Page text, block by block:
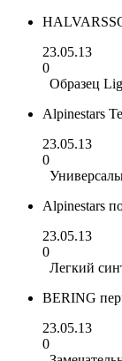
23.05.13
0
Образец
Alpinestars
23.05.13
0
Alpinestars
23.05.13
0
Легкий
BERING
23.05.13
0